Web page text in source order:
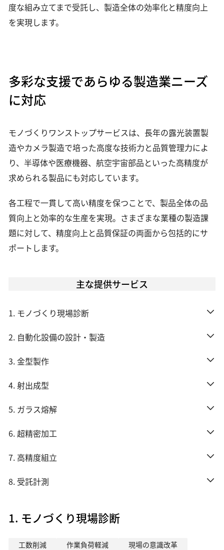
度な組み立てまで受託し、製造全体の効率化と精度向上
を実現します。
多彩な支援であらゆる製造業ニーズ
に対応
モノづくりワンストップサービスは、長年の露光装置製
造やカメラ製造で培った高度な技術力と品質管理力によ
り、半導体や医療機器、航空宇宙部品といった高精度が
求められる製品にも対応しています。
各工程で一貫して高い精度を保つことで、製品全体の品
質向上と効率的な生産を実現。さまざまな業種の製造課
題に対して、精度向上と品質保証の両面から包括的にサ
ポートします。
主な提供サービス
1. モノづくり現場診断
2. 自動化設備の設計・製造
3. 金型製作
4. 射出成型
5. ガラス熔解
6. 超精密加工
7. 高精度組立
8. 受託計測
1. モノづくり現場診断
工数削減 作業負荷軽減 現場の意識改革